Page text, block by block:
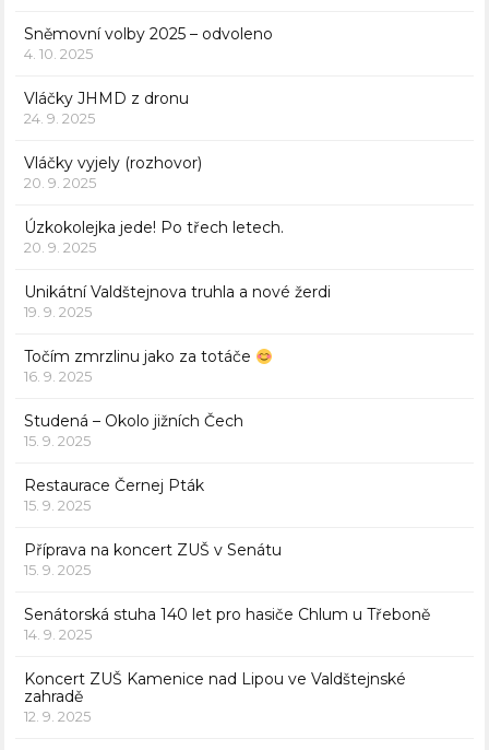
Sněmovní volby 2025 – odvoleno
4. 10. 2025
Vláčky JHMD z dronu
24. 9. 2025
Vláčky vyjely (rozhovor)
20. 9. 2025
Úzkokolejka jede! Po třech letech.
20. 9. 2025
Unikátní Valdštejnova truhla a nové žerdi
19. 9. 2025
Točím zmrzlinu jako za totáče
16. 9. 2025
Studená – Okolo jižních Čech
15. 9. 2025
Restaurace Černej Pták
15. 9. 2025
Příprava na koncert ZUŠ v Senátu
15. 9. 2025
Senátorská stuha 140 let pro hasiče Chlum u Třeboně
14. 9. 2025
Koncert ZUŠ Kamenice nad Lipou ve Valdštejnské
zahradě
12. 9. 2025